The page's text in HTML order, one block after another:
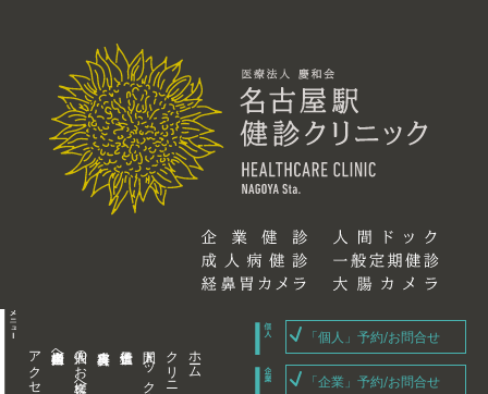
企業内担当者様へ 個人のお客様へ 人間ドック・健康診断 ホーム
「個人」予約/お問合せ
「企業」予約/お問合せ